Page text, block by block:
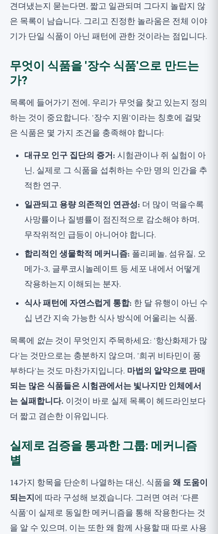
왜 어떤 단일 식품도 마법이 아닌가
연구에서 무엇을 얻을 수 있는가?
넓은 관점
견뎌냈는지 묻는다면, 짧고 일관되며 그다지 놀랍지 않
은 목록이 남습니다. 그리고 진정한 놀라움은 전체 이야
기가 단일 식품이 아닌 패턴에 관한 것이라는 점입니다.
무엇이 식품을 '장수 식품'으로 만드는
가?
목록에 들어가기 전에, 우리가 무엇을 찾고 있는지 정의
하는 것이 중요합니다. '장수 지원'이라는 칭호에 걸맞
은 식품은 몇 가지 조건을 충족해야 합니다:
대규모 인구 집단의 증거: 시험관이나 쥐 실험이 아
닌, 실제로 그 식품을 섭취하는 수만 명의 인간을 추
적한 연구.
일관되고 용량 의존적인 연관성: 더 많이 먹을수록
사망률이나 질병률이 점진적으로 감소해야 하며,
무작위적인 급등이 아니어야 합니다.
합리적인 생물학적 메커니즘: 폴리페놀, 섬유질, 오
메가-3, 글루코시놀레이트 등 세포 내에서 어떻게
작용하는지 이해되는 분자.
식사 패턴에 자연스럽게 통합: 한 달 유행이 아닌 수
십 년간 지속 가능한 식사 방식에 어울리는 식품.
목록에 없는 것이 무엇인지 주목하세요: '항산화제가 많
다'는 것만으로는 충분하지 않으며, '희귀 비타민이 풍
부하다'는 것도 마찬가지입니다. 마법의 알약으로 판매
되는 많은 식품들은 시험관에서는 빛나지만 인체에서
는 실패합니다. 이것이 바로 실제 목록이 헤드라인보다
더 짧고 겸손한 이유입니다.
실제로 검증을 통과한 그룹: 메커니즘
별
14가지 항목을 단순히 나열하는 대신, 식품을 왜 도움이
되는지 에 따라 구성해 보겠습니다. 그러면 여러 '다른
식품'이 실제로 동일한 메커니즘을 통해 작용한다는 것
을 알 수 있으며, 이는 또한 왜 함께 사용할 때 따로 사용